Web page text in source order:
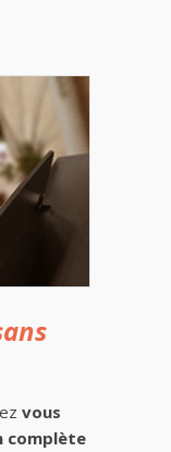
vous
complète